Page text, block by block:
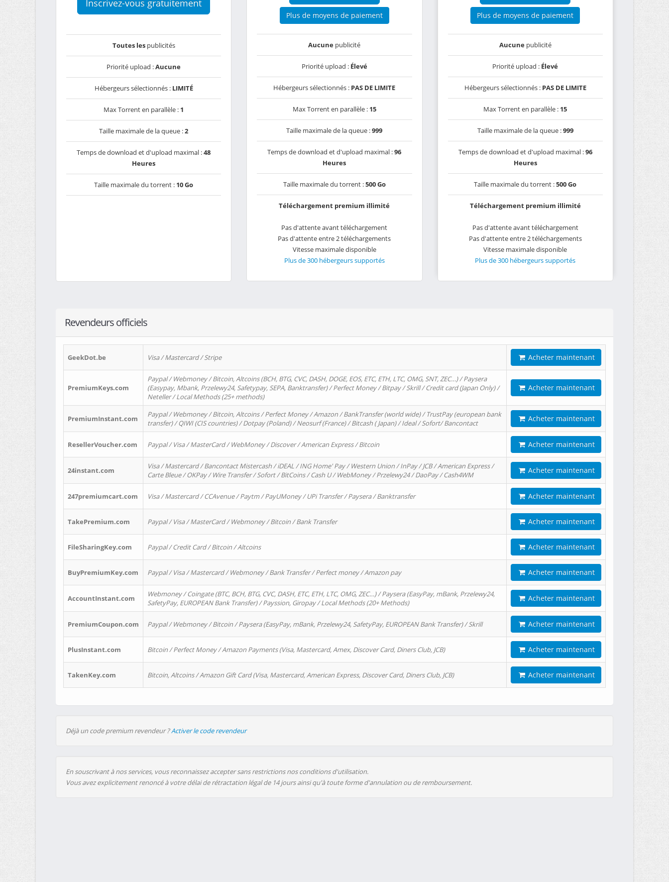
Inscrivez-vous gratuitement
Toutes lespublicités
Priorité upload :Aucune
Hébergeurs sélectionnés : LIMITÉ
Max Torrent en parallèle : 1
Taille maximale de la queue :2
Temps de download et d'upload maximal :48
Heures
Taille maximale du torrent : 10 Go
Plus de moyens de paiement
Aucune publicité
Priorité upload : Élevé
Hébergeurs sélectionnés : PAS DE LIMITE
Max Torrent en parallèle : 15
Taille maximale de la queue :999
Temps de download et d'upload maximal :96
Heures
Taille maximale du torrent :500 Go
Téléchargement premium illimité
Pas d'attente avant téléchargement
Pas d'attente entre 2 téléchargements
Vitesse maximale disponible
Plus de 300 hébergeurs supportés
Plus de moyens de paiement
Aucunepublicité
Priorité upload : Élevé
Hébergeurs sélectionnés : PAS DE LIMITE
Max Torrent en parallèle : 15
Taille maximale de la queue :999
Temps de download et d'upload maximal :96
Heures
Taille maximale du torrent :500 Go
Téléchargement premium illimité
Pas d'attente avant téléchargement
Pas d'attente entre 2 téléchargements
Vitesse maximale disponible
Plus de 300 hébergeurs supportés
Revendeurs officiels
GeekDot.be Visa / Mastercard / Stripe Acheter maintenant
PremiumKeys.com
Paypal / Webmoney / Bitcoin, Altcoins (BCH, BTG, CVC, DASH, DOGE, EOS, ETC, ETH, LTC, OMG, SNT, ZEC…) / Paysera
(Easypay, Mbank, Przelewy24, Safetypay, SEPA, Banktransfer) / Perfect Money / Bitpay / Skrill / Credit card (Japan Only) /
Neteller / Local Methods (25+ methods)
Acheter maintenant
PremiumInstant.com
Paypal / Webmoney / Bitcoin, Altcoins / Perfect Money / Amazon / BankTransfer (world wide) / TrustPay (european bank
transfer) / QIWI (CIS countries) / Dotpay (Poland) / Neosurf (France) / Bitcash ( Japan) / Ideal / Sofort/ Bancontact
Acheter maintenant
ResellerVoucher.com Paypal / Visa / MasterCard / WebMoney / Discover / American Express / Bitcoin Acheter maintenant
24instant.com
Visa / Mastercard / Bancontact Mistercash / iDEAL / ING Home' Pay / Western Union / InPay / JCB / American Express /
Carte Bleue / OKPay / Wire Transfer / Sofort / BitCoins / Cash U / WebMoney / Przelewy24 / DaoPay / Cash4WM
Acheter maintenant
247premiumcart.com Visa / Mastercard / CCAvenue / Paytm / PayUMoney / UPi Transfer / Paysera / Banktransfer Acheter maintenant
TakePremium.com Paypal / Visa / MasterCard / Webmoney / Bitcoin / Bank Transfer Acheter maintenant
FileSharingKey.com Paypal / Credit Card / Bitcoin / Altcoins Acheter maintenant
BuyPremiumKey.com Paypal / Visa / Mastercard / Webmoney / Bank Transfer / Perfect money / Amazon pay Acheter maintenant
AccountInstant.com
Webmoney / Coingate (BTC, BCH, BTG, CVC, DASH, ETC, ETH, LTC, OMG, ZEC…) / Paysera (EasyPay, mBank, Przelewy24,
SafetyPay, EUROPEAN Bank Transfer) / Payssion, Giropay / Local Methods (20+ Methods)
Acheter maintenant
PremiumCoupon.com Paypal / Webmoney / Bitcoin / Paysera (EasyPay, mBank, Przelewy24, SafetyPay, EUROPEAN Bank Transfer) / Skrill Acheter maintenant
PlusInstant.com Bitcoin / Perfect Money / Amazon Payments (Visa, Mastercard, Amex, Discover Card, Diners Club, JCB) Acheter maintenant
TakenKey.com Bitcoin, Altcoins / Amazon Gift Card (Visa, Mastercard, American Express, Discover Card, Diners Club, JCB) Acheter maintenant
Déjà un code premium revendeur ?Activer le code revendeur
En souscrivant à nos services, vous reconnaissez accepter sans restrictions nos conditions d'utilisation.
Vous avez explicitement renoncé à votre délai de rétractation légal de 14 jours ainsi qu'à toute forme d'annulation ou de remboursement.